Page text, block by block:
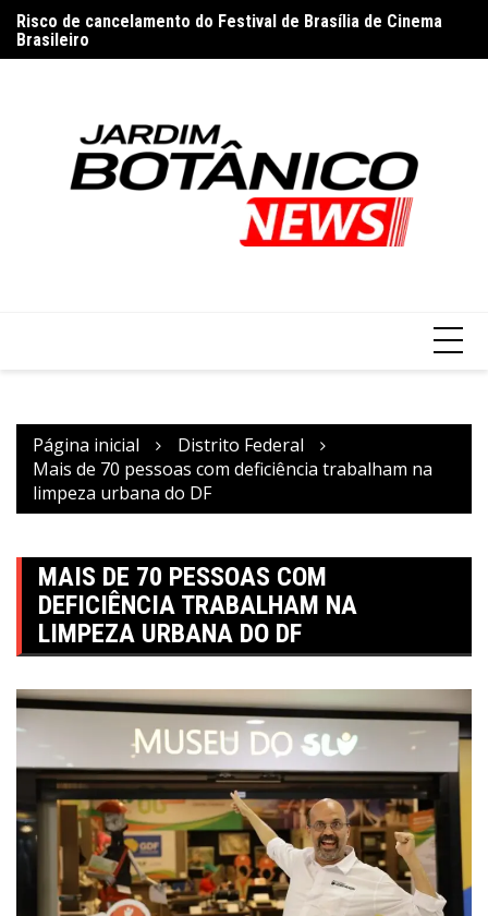
para
o
Risco de cancelamento do Festival de Brasília de Cinema
Brasileiro
Página inicial
Distrito Federal
Mais de 70 pessoas com deficiência trabalham na
limpeza urbana do DF
MAIS DE 70 PESSOAS COM
DEFICIÊNCIA TRABALHAM NA
LIMPEZA URBANA DO DF